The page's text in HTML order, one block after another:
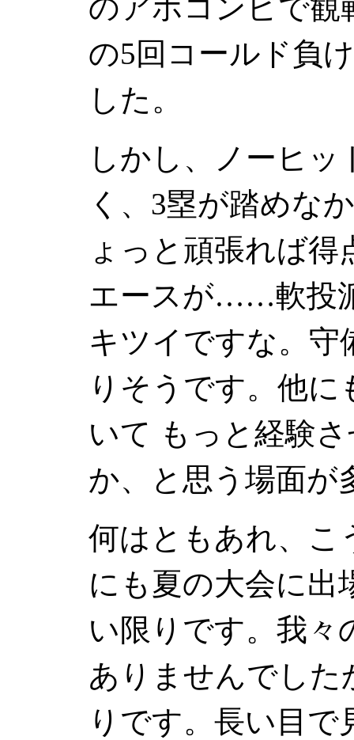
のアホコンビで観
の5回コールド負
した。
しかし、ノーヒ
く、3塁が踏めな
ょっと頑張れば
エースが……軟投
キツイですな。守
りそうです。他
いて もっと経験
か、と思う場面が
何はともあれ、こ
にも夏の大会に出
い限りです。我々
ありませんでした
りです。長い目